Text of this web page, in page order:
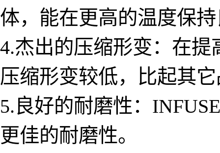
体，能在更高的温度保
4.杰出的压缩形变：在提
压缩形变较低，比起其
5.良好的耐磨性：
更佳的耐磨性。